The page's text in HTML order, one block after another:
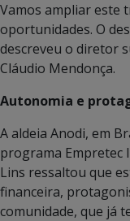
Vamos ampliar este
oportunidades. O
descreveu o diretor
Cláudio Mendonça.
Autonomia e
A aldeia Anodi, em
programa Empretec
Lins ressaltou que
financeira,
comunidade, que já